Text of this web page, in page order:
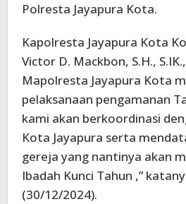
Polresta Jayapura Kota.
Kapolresta Jayapura Kota
Victor D. Mackbon, S.H.,
Mapolresta Jayapura Kota
pelaksanaan pengamanan
kami akan berkoordinasi
Kota Jayapura serta
gereja yang nantinya akan
Ibadah Kunci Tahun ,”
(30/12/2024).